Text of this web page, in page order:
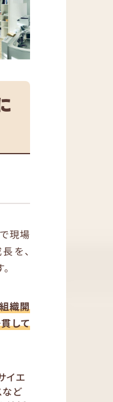
現場
を、
織開
して
イエ
など